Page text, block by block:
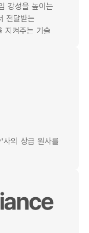
강성을 높이는
전달받는
지켜주는 기술
의 상급 원사를